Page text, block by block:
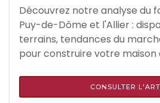
Découvrez notre analyse du
Puy-de-Dôme et l'Allier :
terrains, tendances du
pour construire votre maison
CONSULTER